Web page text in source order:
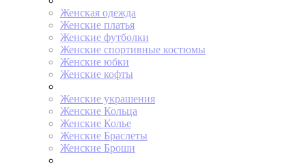
Женская одежда
Женские платья
Женские футболки
Женские спортивные костюмы
Женские юбки
Женские кофты
Женские украшения
Женские Кольца
Женские Колье
Женские Браслеты
Женские Броши